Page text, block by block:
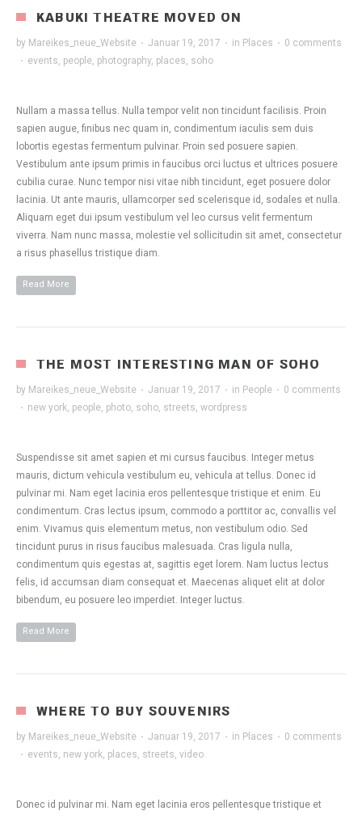
KABUKI THEATRE MOVED ON
by Mareikes_neue_Website · Januar 19, 2017 · in Places · 0 comments
· events, people, photography, places, soho
Nullam a massa tellus. Nulla tempor velit non tincidunt facilisis. Proin
sapien augue, finibus nec quam in, condimentum iaculis sem duis
lobortis egestas fermentum pulvinar. Proin sed posuere sapien.
Vestibulum ante ipsum primis in faucibus orci luctus et ultrices posuere
cubilia curae. Nunc tempor nisi vitae nibh tincidunt, eget posuere dolor
lacinia. Ut ante mauris, ullamcorper sed scelerisque id, sodales et nulla.
Aliquam eget dui ipsum vestibulum vel leo cursus velit fermentum
viverra. Nam nunc massa, molestie vel sollicitudin sit amet, consectetur
a risus phasellus tristique diam.
Read More
THE MOST INTERESTING MAN OF SOHO
by Mareikes_neue_Website · Januar 19, 2017 · in People · 0 comments
· new york, people, photo, soho, streets, wordpress
Suspendisse sit amet sapien et mi cursus faucibus. Integer metus
mauris, dictum vehicula vestibulum eu, vehicula at tellus. Donec id
pulvinar mi. Nam eget lacinia eros pellentesque tristique et enim. Eu
condimentum. Cras lectus ipsum, commodo a porttitor ac, convallis vel
enim. Vivamus quis elementum metus, non vestibulum odio. Sed
tincidunt purus in risus faucibus malesuada. Cras ligula nulla,
condimentum quis egestas at, sagittis eget lorem. Nam luctus lectus
felis, id accumsan diam consequat et. Maecenas aliquet elit at dolor
bibendum, eu posuere leo imperdiet. Integer luctus.
Read More
WHERE TO BUY SOUVENIRS
by Mareikes_neue_Website · Januar 19, 2017 · in Places · 0 comments
· events, new york, places, streets, video
Donec id pulvinar mi. Nam eget lacinia eros pellentesque tristique et